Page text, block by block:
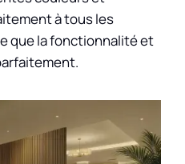
à tous les
que la fonctionnalité et